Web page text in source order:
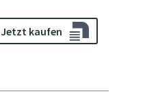
Jetzt kaufen